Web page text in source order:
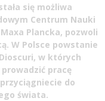
się możliwa
Centrum Nauki
Plancka, pozwoli
W Polsce powstanie
w których
pracę
do
świata.